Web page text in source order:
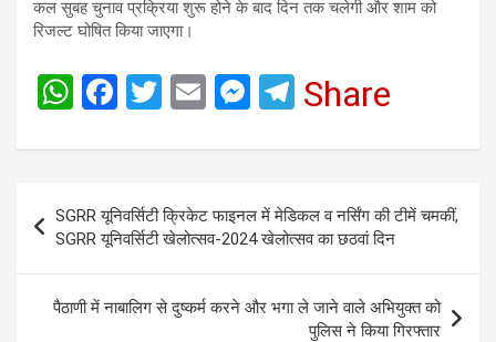
कल सुबह चुनाव प्रक्रिया शुरू होने के बाद दिन तक चलेगी और शाम को
रिजल्ट घोषित किया जाएगा।
W
at
s
A
p
p
F
ce
b
o
o
k
T
tt
er
E
ail
M
se
n
g
er
T
e
a
m
Share
navigation
SGRR यूनिवर्सिटी क्रिकेट फाइनल में मेडिकल व नर्सिंग की टीमें चमकीं,
SGRR यूनिवर्सिटी खेलोत्सव-2024 खेलोत्सव का छठवां दिन
पैठाणी में नाबालिग से दुष्कर्म करने और भगा ले जाने वाले अभियुक्त को
पुलिस ने किया गिरफ्तार